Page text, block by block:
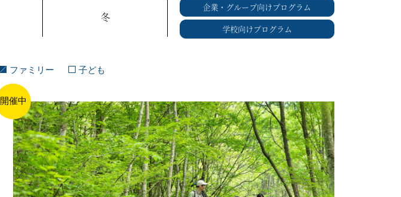
冬
企業・グループ向けプログラム
学校向けプログラム
ファミリー 子ども
開催中